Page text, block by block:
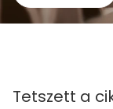
Tetszett a